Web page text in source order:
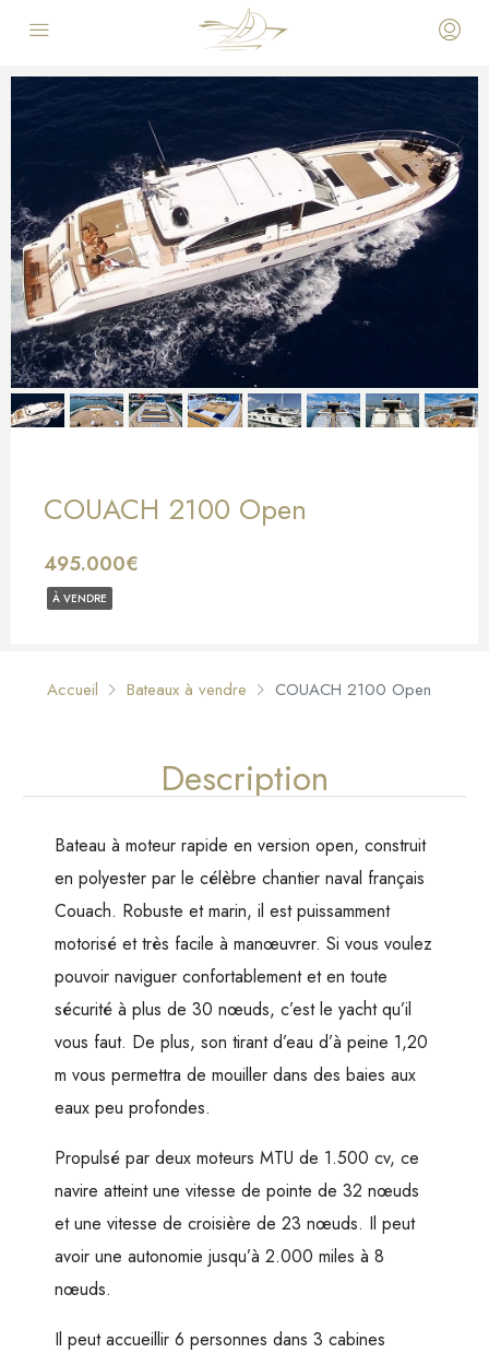
COUACH 2100 Open
495.000€
À VENDRE
Accueil Bateaux à vendre COUACH 2100 Open
Description
Bateau à moteur rapide en version open, construit
en polyester par le célèbre chantier naval français
Couach. Robuste et marin, il est puissamment
motorisé et très facile à manœuvrer. Si vous voulez
pouvoir naviguer confortablement et en toute
sécurité à plus de 30 nœuds, c’est le yacht qu’il
vous faut. De plus, son tirant d’eau d’à peine 1,20
m vous permettra de mouiller dans des baies aux
eaux peu profondes.
Propulsé par deux moteurs MTU de 1.500 cv, ce
navire atteint une vitesse de pointe de 32 nœuds
et une vitesse de croisière de 23 nœuds. Il peut
avoir une autonomie jusqu’à 2.000 miles à 8
nœuds.
Il peut accueillir 6 personnes dans 3 cabines